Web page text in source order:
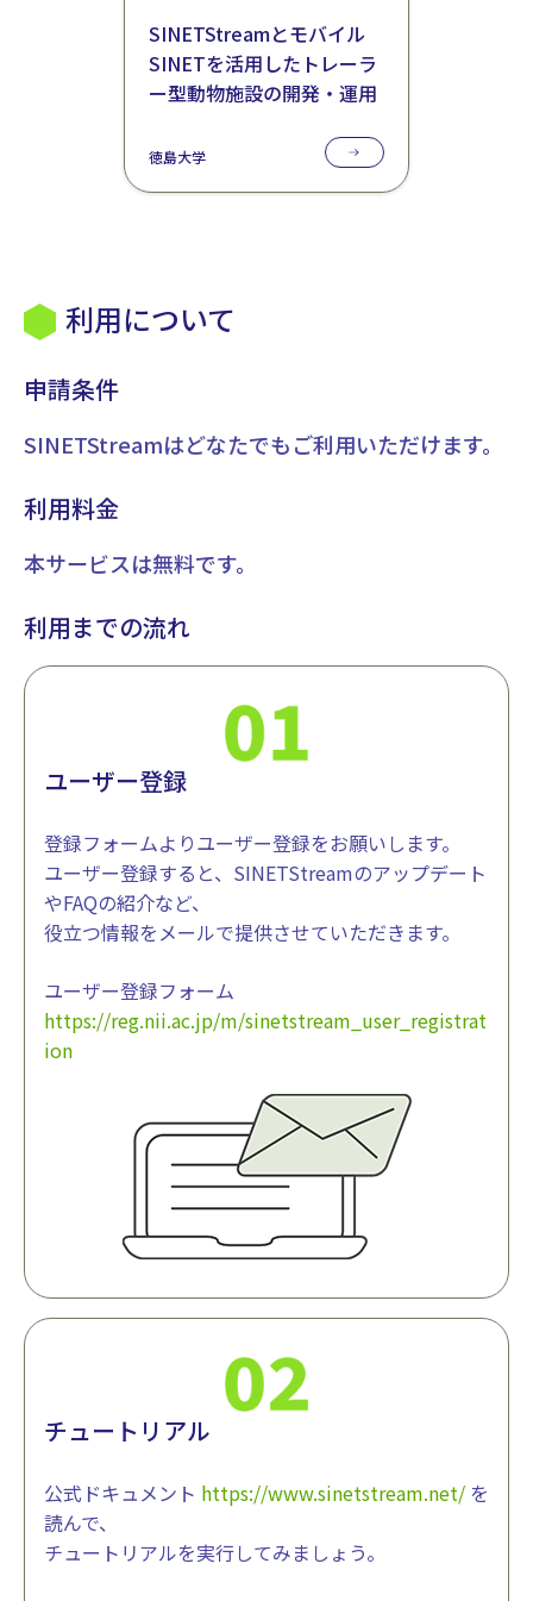
SINETStreamとモバイル
SINETを活用したトレーラ
ー型動物施設の開発・運用
徳島大学
利用について
申請条件
SINETStreamはどなたでもご利用いただけます。
利用料金
本サービスは無料です。
利用までの流れ
ユーザー登録
登録フォームよりユーザー登録をお願いします。
ユーザー登録すると、SINETStreamのアップデート
やFAQの紹介など、
役立つ情報をメールで提供させていただきます。
ユーザー登録フォーム
https://reg.nii.ac.jp/m/sinetstream_user_registrat
ion
チュートリアル
公式ドキュメント https://www.sinetstream.net/ を
読んで、
チュートリアルを実行してみましょう。